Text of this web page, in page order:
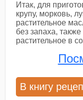
Итак, для
крупу, морковь,
растительное
без запаха,
растительное в
В книгу